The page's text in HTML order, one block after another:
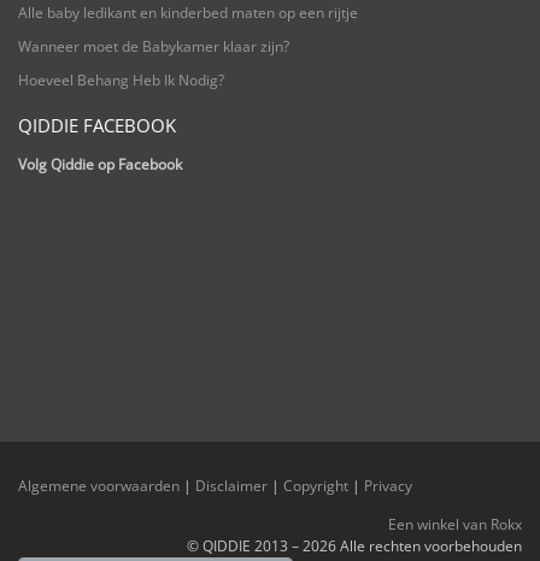
Alle baby ledikant en kinderbed maten op een rijtje
Wanneer moet de Babykamer klaar zijn?
Hoeveel Behang Heb Ik Nodig?
QIDDIE FACEBOOK
Volg Qiddie op Facebook
Algemene voorwaarden | Disclaimer | Copyright | Privacy
Een winkel van Rokx
© QIDDIE 2013 – 2026 Alle rechten voorbehouden